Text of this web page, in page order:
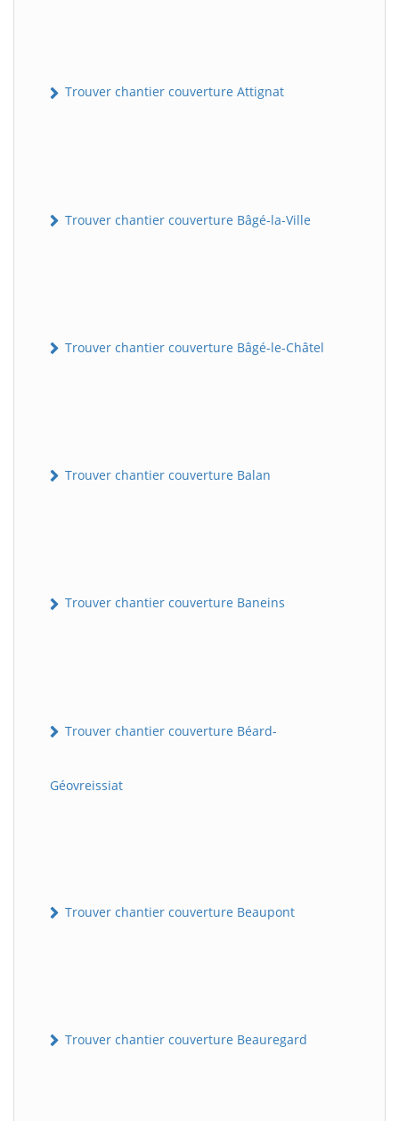
Trouver chantier couverture Attignat
Trouver chantier couverture Bâgé-la-Ville
Trouver chantier couverture Bâgé-le-Châtel
Trouver chantier couverture Balan
Trouver chantier couverture Baneins
Trouver chantier couverture Béard-
Géovreissiat
Trouver chantier couverture Beaupont
Trouver chantier couverture Beauregard